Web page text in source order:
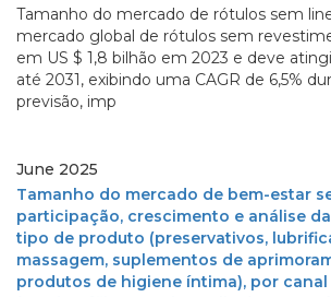
Tamanho do mercado de rótulos sem
mercado global de rótulos sem
em US $ 1,8 bilhão em 2023 e deve
até 2031, exibindo uma CAGR de 6,5%
previsão, imp
June 2025
Tamanho do mercado de bem-estar
participação, crescimento e análise
tipo de produto (preservativos,
massagem, suplementos de
produtos de higiene íntima), por